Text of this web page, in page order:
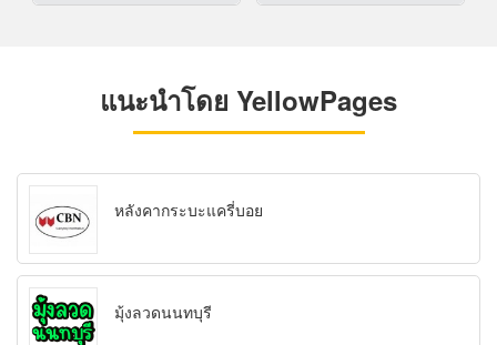
แนะนำโดย YellowPages
หลังคากระบะแครี่บอย
มุ้งลวดนนทบุรี